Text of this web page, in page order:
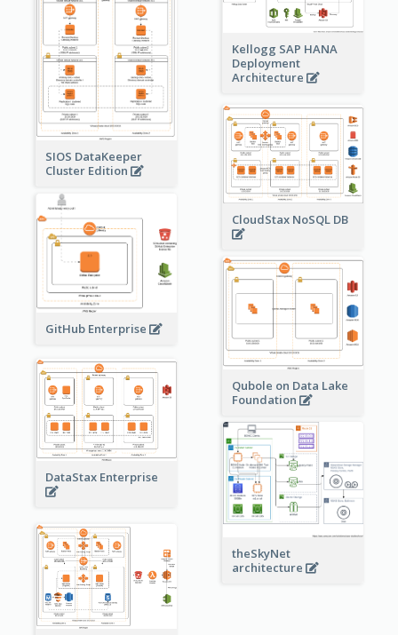
Kellogg SAP HANA
Deployment
Architecture
SIOS DataKeeper
Cluster Edition
CloudStax NoSQL DB
GitHub Enterprise
Qubole on Data Lake
Foundation
DataStax Enterprise
theSkyNet
architecture